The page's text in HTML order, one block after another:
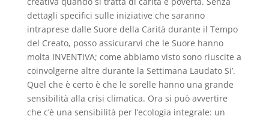
dettagli specifici sulle iniziative che saranno
intraprese dalle Suore della Carità durante il Tempo
del Creato, posso assicurarvi che le Suore hanno
molta INVENTIVA; come abbiamo visto sono riuscite a
coinvolgerne altre durante la Settimana Laudato Si’.
Quel che è certo è che le sorelle hanno una grande
sensibilità alla crisi climatica. Ora si può avvertire
che c’è una sensibilità per l’ecologia integrale: un